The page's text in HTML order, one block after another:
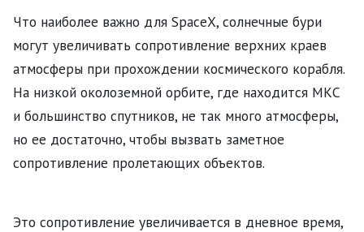
Что наиболее важно для SpaceX, солнечные бури
могут увеличивать сопротивление верхних краев
атмосферы при прохождении космического корабля.
На низкой околоземной орбите, где находится МКС
и большинство спутников, не так много атмосферы,
но ее достаточно, чтобы вызвать заметное
сопротивление пролетающих объектов.
Это сопротивление увеличивается в дневное время,